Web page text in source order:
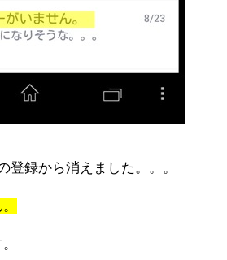
登録から消えました。。。